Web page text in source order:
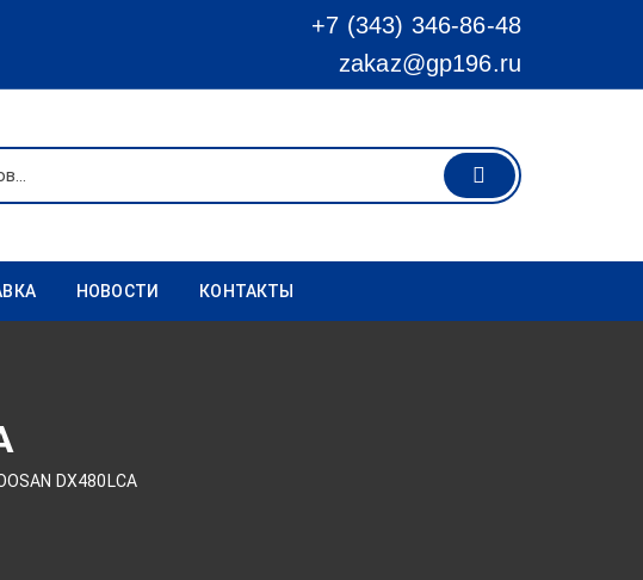
+7 (343) 346-86-48
zakaz@gp196.ru
НОВОСТИ КОНТАКТЫ
DX480LCA